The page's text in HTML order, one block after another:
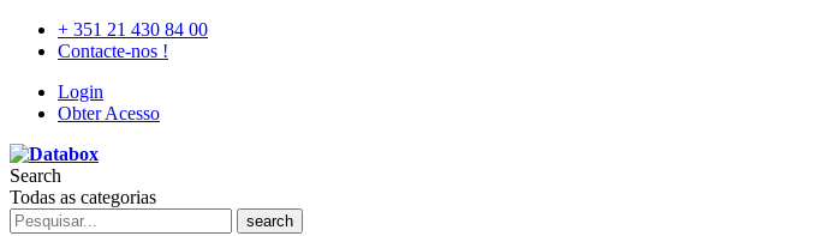
+ 351 21 430 84 00
Contacte-nos !
Login
Obter Acesso
Search
Todas as categorias
search